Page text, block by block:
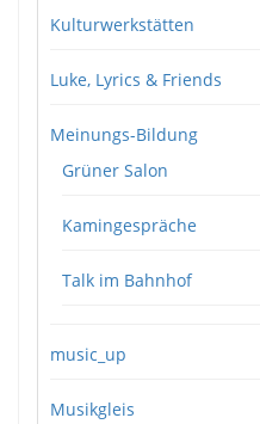
Kulturwerkstätten
Luke, Lyrics & Friends
Meinungs-Bildung
Grüner Salon
Kamingespräche
Talk im Bahnhof
music_up
Musikgleis